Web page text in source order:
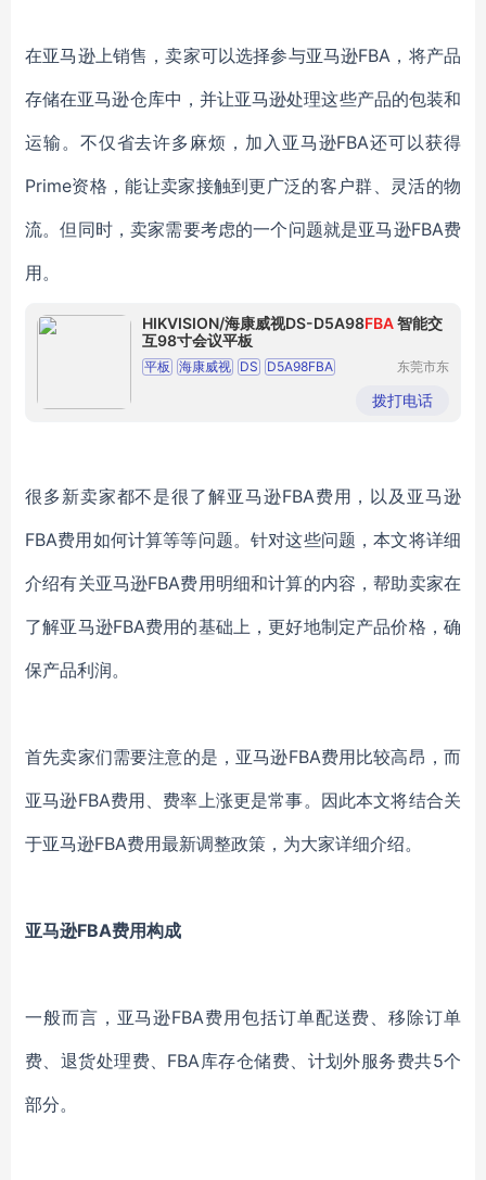
在亚马逊上销售，卖家可以选择参与亚马逊FBA，将产品
存储在亚马逊仓库中，并让亚马逊处理这些产品的包装和
运输。不仅省去许多麻烦，加入亚马逊FBA还可以获得
Prime资格，能让卖家接触到更广泛的客户群、灵活的物
流。但同时，卖家需要考虑的一个问题就是亚马逊FBA费
用。
HIKVISION/海康威视DS-D5A98FBA智能交
互98寸会议平板
平板 海康威视 DS
D5A98FBA
东莞市东
子配件店
拨打电话
很多新卖家都不是很了解亚马逊FBA费用，以及亚马逊
FBA费用如何计算等等问题。针对这些问题，本文将详细
介绍有关亚马逊FBA费用明细和计算的内容，帮助卖家在
了解亚马逊FBA费用的基础上，更好地制定产品价格，确
保产品利润。
首先卖家们需要注意的是，亚马逊FBA费用比较高昂，而
亚马逊FBA费用、费率上涨更是常事。因此本文将结合关
于亚马逊FBA费用最新调整政策，为大家详细介绍。
亚马逊FBA费用构成
一般而言，亚马逊FBA费用包括订单配送费、移除订单
费、退货处理费、FBA库存仓储费、计划外服务费共5个
部分。